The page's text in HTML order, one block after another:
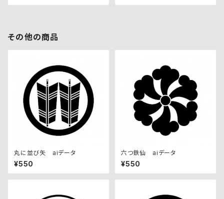
その他の商品
丸に並び矢 aiデータ
¥550
六つ鉄仙 aiデータ
¥550